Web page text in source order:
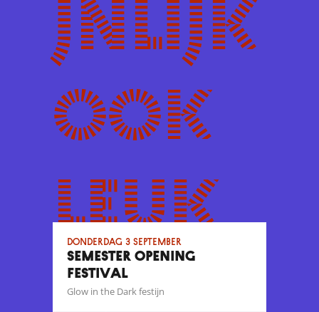
jnlijk
ook
leuk
donderdag 3 september
SEMESTER OPENING
FESTIVAL
Glow in the Dark festijn